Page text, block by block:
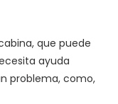
que puede
ayuda
problema, como,